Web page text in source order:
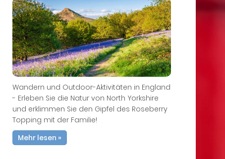
Wandern und Outdoor-Aktivitäten in England
- Erleben Sie die Natur von North Yorkshire
und erklimmen Sie den Gipfel des Roseberry
Topping mit der Familie!
Mehr lesen »